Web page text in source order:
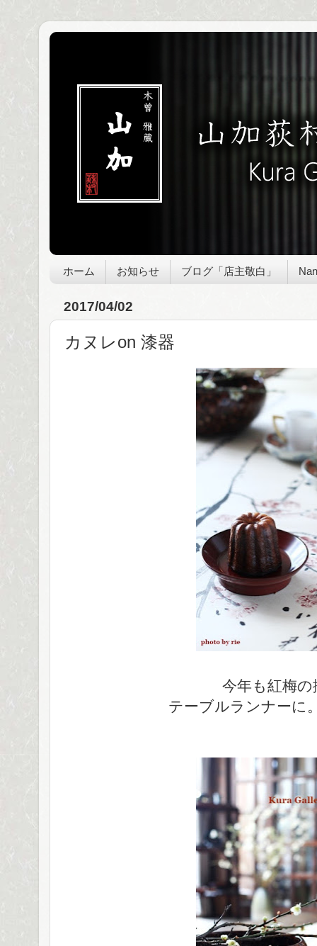
ホーム お知らせ ブログ「店主敬白」
2017/04/02
カヌレon 漆器
今年も紅梅の
テーブルランナーに